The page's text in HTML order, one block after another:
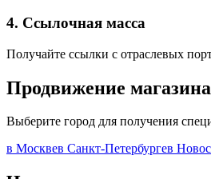
4. Ссылочная масса
Получайте ссылки с отраслевых
Продвижение
Выберите город для получения
в Москвев Санкт-Петербургев